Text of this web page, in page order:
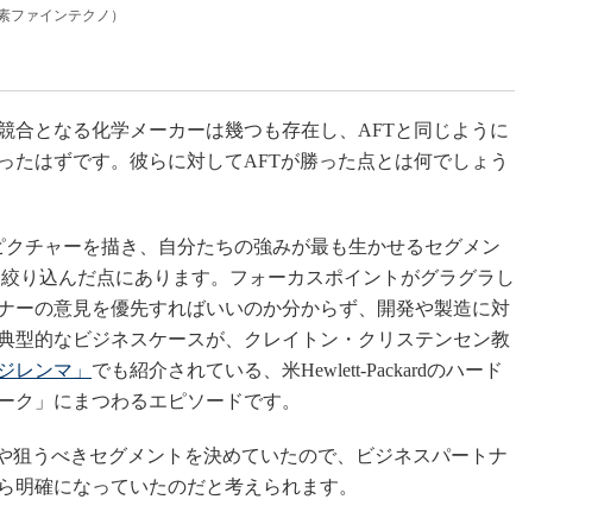
ファインテクノ）
となる化学メーカーは幾つも存在し、AFTと同じように
たはずです。彼らに対してAFTが勝った点とは何でしょう
チャーを描き、自分たちの強みが最も生かせるセグメン
り込んだ点にあります。フォーカスポイントがグラグラし
ーの意見を優先すればいいのか分からず、開発や製造に対
型的なビジネスケースが、クレイトン・クリステンセン教
レンマ」 でも紹介されている、米Hewlett-Packardのハード
ク」にまつわるエピソードです。
うべきセグメントを決めていたので、ビジネスパートナ
明確になっていたのだと考えられます。